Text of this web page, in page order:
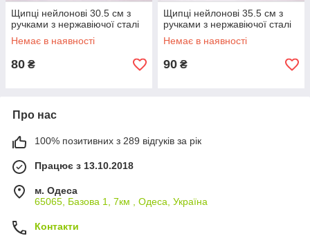
Щипці нейлонові 30.5 см з
ручками з нержавіючої сталі
Немає в наявності
80 ₴
Щипці нейлонові 35.5 см з
ручками з нержавіючої сталі
Немає в наявності
90 ₴
Про нас
100% позитивних з 289 відгуків за рік
Працює з 13.10.2018
м. Одеса
65065, Базова 1, 7км , Одеса, Україна
Контакти